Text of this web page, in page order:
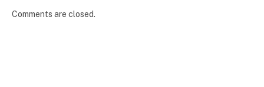
Comments are closed.